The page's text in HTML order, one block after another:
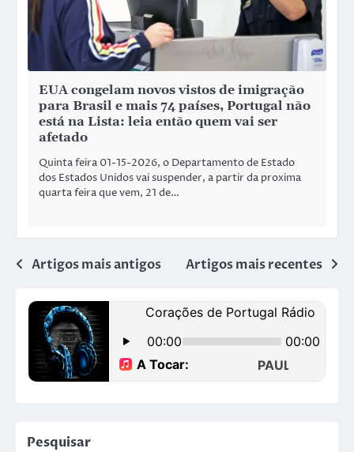
EUA congelam novos vistos de imigração
para Brasil e mais 74 países, Portugal não
está na Lista: leia então quem vai ser
afetado
Quinta feira 01-15-2026, o Departamento de Estado
dos Estados Unidos vai suspender, a partir da proxima
quarta feira que vem, 21 de…
Artigos mais antigos Artigos mais recentes
Pesquisar